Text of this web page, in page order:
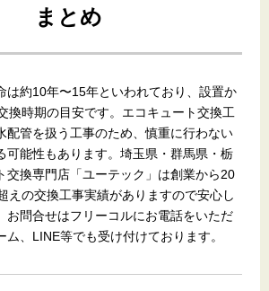
まとめ
は約10年〜15年といわれており、設置か
換時期の目安です。エコキュート交換工
配管を扱う工事のため、慎重に行わない
可能性もあります。埼玉県・群馬県・栃
交換専門店「ユーテック」は創業から20
えの交換工事実績がありますので安心し
お問合せはフリーコルにお電話をいただ
ム、LINE等でも受け付けております。